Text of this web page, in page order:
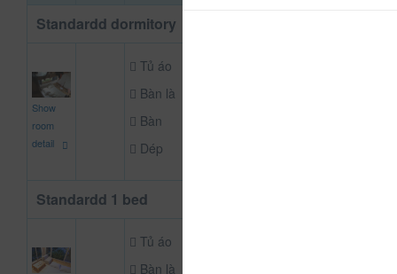
Standardd dormitory
Show
room
detail
Tủ áo
Bàn là
Bàn
Dép
Standardd 1 bed
Tủ áo
Bàn là